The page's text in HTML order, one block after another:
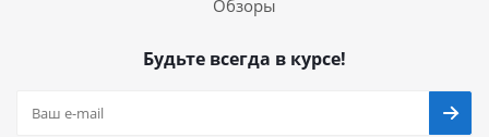
Обзоры
Будьте всегда в курсе!